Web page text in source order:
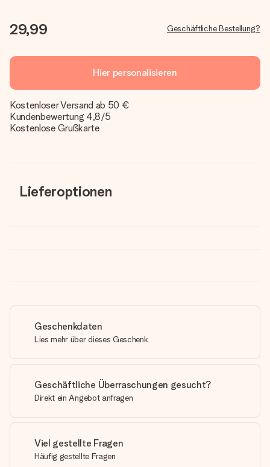
29,99 Geschäftliche Bestellung?
Hier personalisieren
Kostenloser Versand ab 50 €
Kundenbewertung 4,8/5
Kostenlose Grußkarte
Lieferoptionen
Geschenkdaten
Lies mehr über dieses Geschenk
Geschäftliche Überraschungen gesucht?
Direkt ein Angebot anfragen
Viel gestellte Fragen
Häufig gestellte Fragen